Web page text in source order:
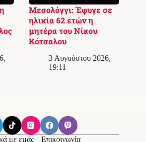
Μεσολόγγι: Έφυγε σε
ηλικία 62 ετών η
μητέρα του Νίκου
Κότσαλου
3 Αυγούστου 2026,
19:11
με εμάς Επικοινωνία